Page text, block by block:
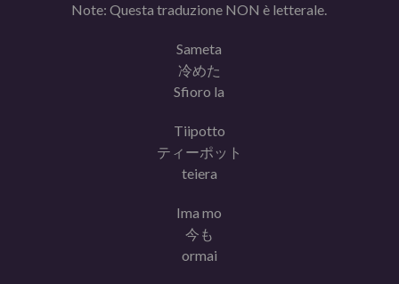
Note: Questa traduzione NON è letterale.
Sameta
冷めた
Sfioro la
Tiipotto
ティーポット
teiera
Ima mo
今も
ormai